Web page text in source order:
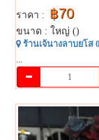
ราคา : ฿70
ขนาด : ใหญ่ ()
ร้านเจ้นางลาบยโส
...